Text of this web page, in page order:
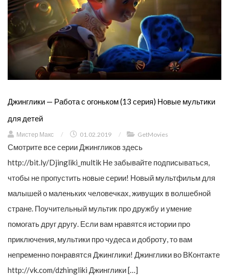
Джинглики — Работа с огоньком (13 серия) Новые мультики
для детей
Мистер Макс / 01.02.2019 / GetMovies
Смотрите все серии Джингликов здесь
http://bit.ly/Djingliki_multik Не забывайте подписываться,
чтобы не пропустить новые серии! Новый мультфильм для
малышей о маленьких человечках, живущих в волшебной
стране. Поучительный мультик про дружбу и умение
помогать друг другу. Если вам нравятся истории про
приключения, мультики про чудеса и доброту, то вам
непременно понравятся Джинглики! Джинглики во ВКонтакте
http://vk.com/dzhingliki Джинглики […]